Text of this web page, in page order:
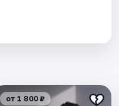
от 1 800 ₽